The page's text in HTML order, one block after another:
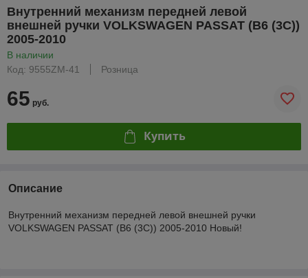
Внутренний механизм передней левой
внешней ручки VOLKSWAGEN PASSAT (B6 (3C))
2005-2010
В наличии
Код: 9555ZM-41
Розница
65 руб.
Купить
Описание
Внутренний механизм передней левой внешней ручки
VOLKSWAGEN PASSAT (B6 (3C)) 2005-2010 Новый!